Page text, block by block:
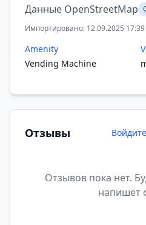
Данные OpenStreetMap
Импортировано: 12.09.2025 17:39
Amenity
Vending Machine
Отзывы
Отзывов пока нет.
напишет